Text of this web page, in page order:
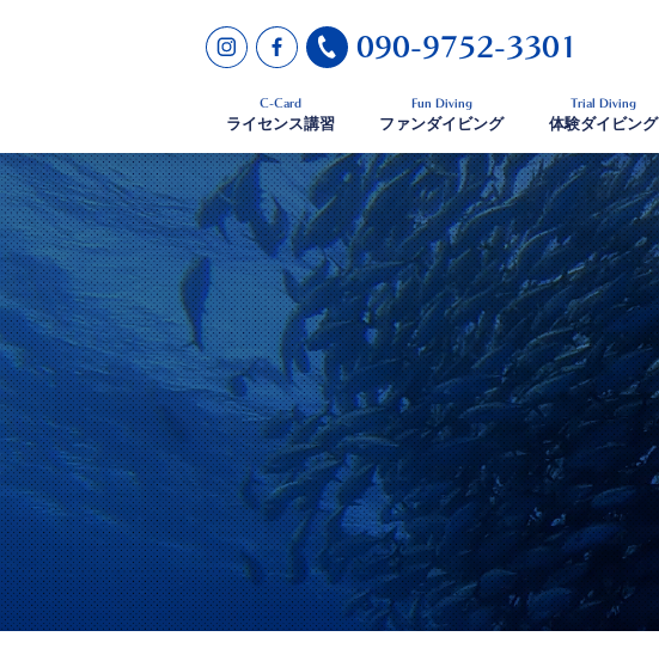
090-9752-3301
C-Card
ライセンス講習
Fun Diving
ファンダイビング
Trial Diving
体験ダイビング